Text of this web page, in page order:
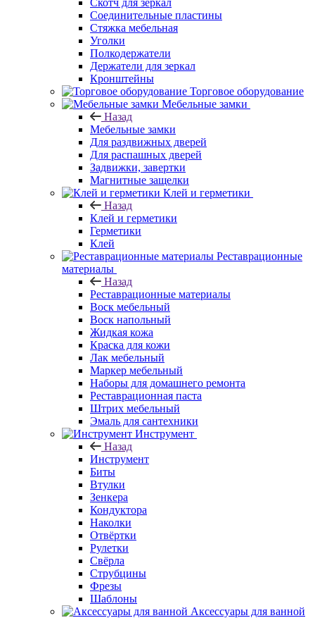
Скотч для зеркал
Соединительные пластины
Стяжка мебельная
Уголки
Полкодержатели
Держатели для зеркал
Кронштейны
Торговое оборудование
Мебельные замки
Назад
Мебельные замки
Для раздвижных дверей
Для распашных дверей
Задвижки, завертки
Магнитные защелки
Клей и герметики
Назад
Клей и герметики
Герметики
Клей
Реставрационные
материалы
Назад
Реставрационные материалы
Воск мебельный
Воск напольный
Жидкая кожа
Краска для кожи
Лак мебельный
Маркер мебельный
Наборы для домашнего ремонта
Реставрационная паста
Штрих мебельный
Эмаль для сантехники
Инструмент
Назад
Инструмент
Биты
Втулки
Зенкера
Кондуктора
Наколки
Отвёртки
Рулетки
Свёрла
Струбцины
Фрезы
Шаблоны
Аксессуары для ванной